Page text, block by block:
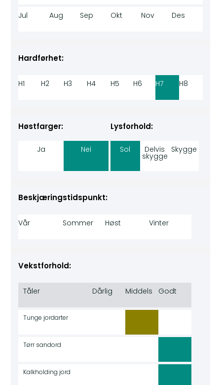
Jul Aug Sep Okt Nov Des
Hardførhet:
H1 H2 H3 H4 H5 H6 H7 H8
Høstfarger:
Ja Nei
Lysforhold:
Sol Delvis
skygge
Skygge
Beskjæringstidspunkt:
Vår Sommer Høst Vinter
Vekstforhold:
Tåler Dårlig Middels Godt
Tunge jordarter
Tørr sandord
Kalkholding jord